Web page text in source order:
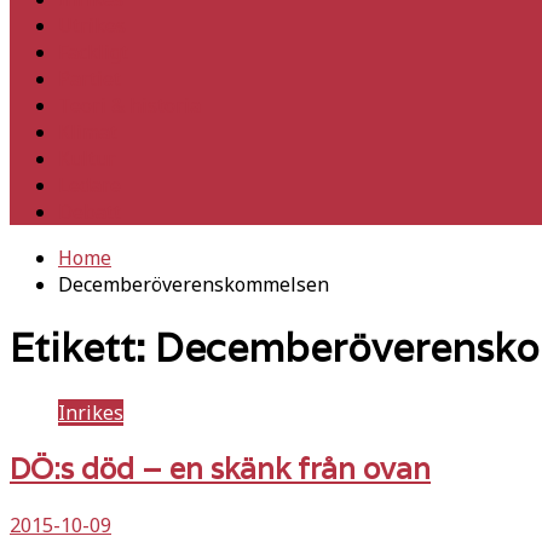
Home
Decemberöverenskommelsen
Etikett:
Inrikes
DÖ:s död – en skänk från ovan
2015-10-09